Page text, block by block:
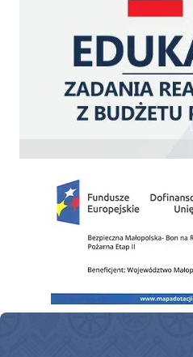
Zakup fabrycznie nowego,